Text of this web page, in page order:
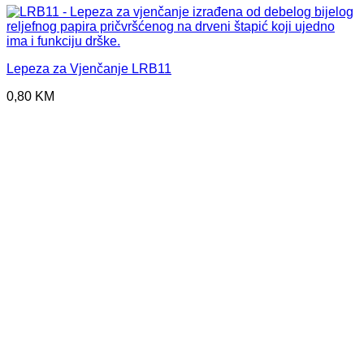
Lepeza za Vjenčanje LRB11
0,80 KM